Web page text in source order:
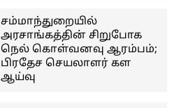
சம்மாந்துறையில்
அரசாங்கத்தின் சிறுபோக
நெல் கொள்வனவு ஆரம்பம்;
பிரதேச செயலாளர் கள
ஆய்வு